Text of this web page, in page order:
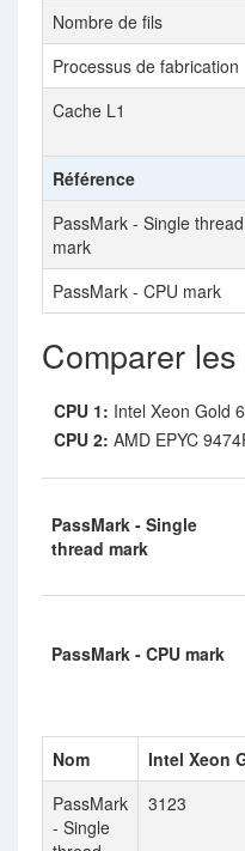
Nombre de fils
Processus de fabrication
Cache L1
Référence
PassMark - Single thread
mark
PassMark - CPU mark
Comparer
CPU 1: Intel Xeon Gold
CPU 2: AMD EPYC
PassMark - Single
thread mark
PassMark - CPU mark
Nom Intel Xeon
PassMark
- Single
3123